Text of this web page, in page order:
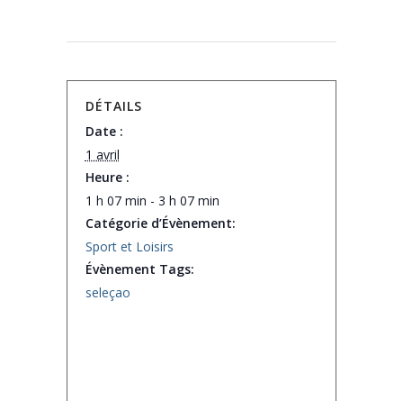
DÉTAILS
Date :
1 avril
Heure :
1 h 07 min - 3 h 07 min
Catégorie d’Évènement:
Sport et Loisirs
Évènement Tags:
seleçao